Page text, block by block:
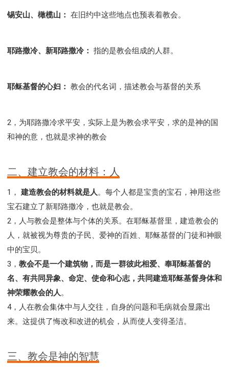
愚蠢系列
胜过撒但系列
得胜的性格
103课程 - 圣经学习中阶
201课程 - 从信徒到门徒
308课程 - 牧养理论基础培训
Y131课程 - 主动学习
Y132课程 - 职业策划
Y133课程 - 活出丰盛
Y136课程 - 如何学习
研习会01 - 医治释放
研习会01 - 得胜教会的启示
研习会01 - 教会的牧养
研习会02 - 医治释放
研习会02 - 如何查圣经
研习会03 - 医治释放特会
研习会03 - 成为门徒特会
锡安山、橄榄山： 在旧约中这些地点也预表着教会。
耶路撒冷、新耶路撒冷： 指的是教会组成的人群。
耶稣基督的心妇： 教会的代名词，描述教会与基督的关系
2，为耶路撒冷求平安，实际上是为教会求平安，求的是神的国
和神的意，也就是求神的教会
二、建立教会的材料：人
1， 建造教会的材料就是人。每个人都是宝贵的宝石，神用这些
宝石建立了新耶路撒冷，也就是教会。
2，人与教会是整体与个体的关系。在耶稣基督里，建造教会的
人，就被视为尊贵的子民、爱神的百姓、耶稣基督的门徒和神眼
中的宝贝。
3， 教会不是一个建筑物，而是一群彼此相爱、奉耶稣基督的
名、有共同异象、命定、使命和心志，共同建造耶稣基督身体和
神荣耀教会的人。
4，人在教会集体中与人交往，自身的问题和毛病就会显露出
来。这提供了悔改和改进的机会，从而使人变得圣洁。
三、教会是神的智慧